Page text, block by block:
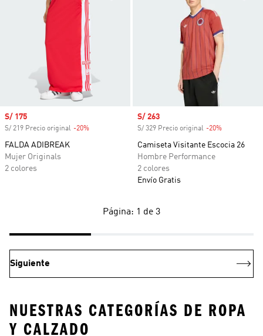
Precio de venta
S/ 175
S/ 219 Precio original -20%
FALDA ADIBREAK
Mujer Originals
2 colores
Precio de venta
S/ 263
S/ 329 Precio original -20%
Camiseta Visitante Escocia 26
Hombre Performance
2 colores
Envío Gratis
Página: 1 de 3
Siguiente
NUESTRAS CATEGORÍAS DE ROPA
Y CALZADO